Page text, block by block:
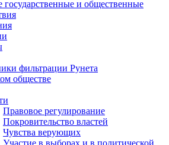
и общественные
фильтрации Рунета
обществе
Правовое регулирование
Покровительство властей
Чувства верующих
Участие в выборах и в политической